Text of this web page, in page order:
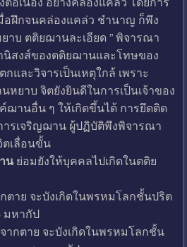
อฝึกจนคล่องแคล่ว ชำนาญ ก็พึง
าบ ตติยฌานละเอียด ” พิจารณา
สงส์ของตติยฌานและโทษของ
ละวิจารเป็นเหตุใกล้ เพราะ
หยาบ จิตยังยินดีในการเป็นเจ้าของ
ฌานอื่น ๆ ให้เกิดขึ้นได้ การยึดติด
รเจริญฌาน ผู้ปฏิบัติพึงพิจารณา
เลื่อนขั้น
นย่อมยังให้บุคคลไปเกิดในตติย
ตาย จะบังเกิดในพรหมโลกชั้นปริต
มหากัป
ากตาย จะบังเกิดในพรหมโลกชั้น